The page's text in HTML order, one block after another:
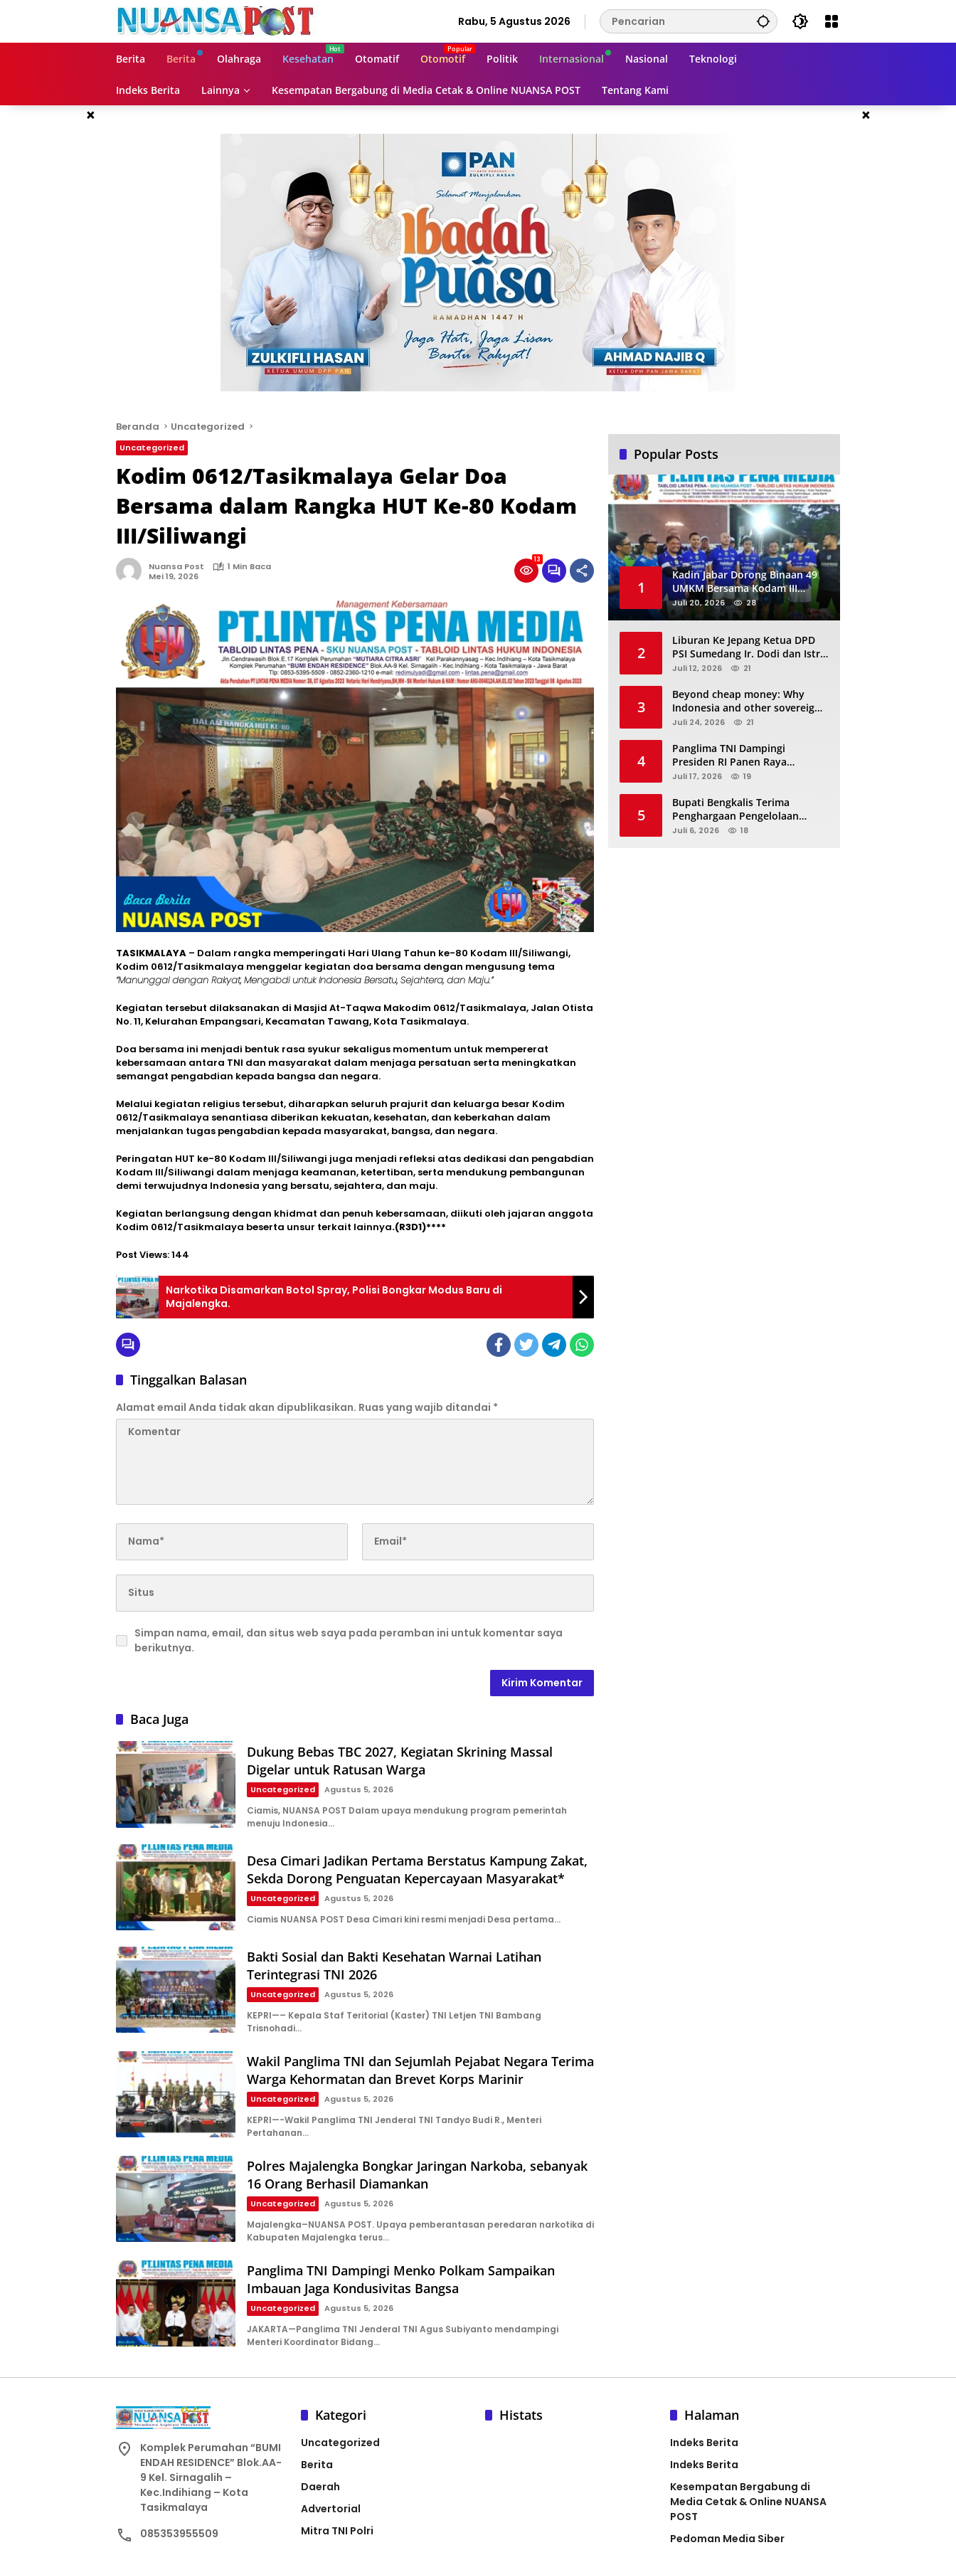
Rabu, 5 Agustus 2026
Berita Berita Olahraga Kesehatan Otomatif Otomotif Politik Internasional Nasional Teknologi
Indeks Berita Lainnya Kesempatan Bergabung di Media Cetak & Online NUANSA POST Tentang Kami
× ×
Beranda Uncategorized
Uncategorized
Kodim 0612/Tasikmalaya Gelar Doa
Bersama dalam Rangka HUT Ke-80 Kodam
III/Siliwangi
Nuansa Post
1 Min Baca
Mei 19, 2026
13
TASIKMALAYA – Dalam rangka memperingati Hari Ulang Tahun ke-80 Kodam III/Siliwangi,
Kodim 0612/Tasikmalaya menggelar kegiatan doa bersama dengan mengusung tema
“Manunggal dengan Rakyat, Mengabdi untuk Indonesia Bersatu, Sejahtera, dan Maju.”
Kegiatan tersebut dilaksanakan di Masjid At-Taqwa Makodim 0612/Tasikmalaya, Jalan Otista
No. 11, Kelurahan Empangsari, Kecamatan Tawang, Kota Tasikmalaya.
Doa bersama ini menjadi bentuk rasa syukur sekaligus momentum untuk mempererat
kebersamaan antara TNI dan masyarakat dalam menjaga persatuan serta meningkatkan
semangat pengabdian kepada bangsa dan negara.
Melalui kegiatan religius tersebut, diharapkan seluruh prajurit dan keluarga besar Kodim
0612/Tasikmalaya senantiasa diberikan kekuatan, kesehatan, dan keberkahan dalam
menjalankan tugas pengabdian kepada masyarakat, bangsa, dan negara.
Peringatan HUT ke-80 Kodam III/Siliwangi juga menjadi refleksi atas dedikasi dan pengabdian
Kodam III/Siliwangi dalam menjaga keamanan, ketertiban, serta mendukung pembangunan
demi terwujudnya Indonesia yang bersatu, sejahtera, dan maju.
Kegiatan berlangsung dengan khidmat dan penuh kebersamaan, diikuti oleh jajaran anggota
Kodim 0612/Tasikmalaya beserta unsur terkait lainnya.(R3D1)****
Post Views:144
Narkotika Disamarkan Botol Spray, Polisi Bongkar Modus Baru di
Majalengka.
Tinggalkan Balasan
Alamat email Anda tidak akan dipublikasikan. Ruas yang wajib ditandai *
Simpan nama, email, dan situs web saya pada peramban ini untuk komentar saya
berikutnya.
Baca Juga
Dukung Bebas TBC 2027, Kegiatan Skrining Massal
Digelar untuk Ratusan Warga
Uncategorized Agustus 5, 2026
Ciamis, NUANSA POST Dalam upaya mendukung program pemerintah
menuju Indonesia…
Desa Cimari Jadikan Pertama Berstatus Kampung Zakat,
Sekda Dorong Penguatan Kepercayaan Masyarakat*
Uncategorized Agustus 5, 2026
Ciamis NUANSA POST Desa Cimari kini resmi menjadi Desa pertama…
Bakti Sosial dan Bakti Kesehatan Warnai Latihan
Terintegrasi TNI 2026
Uncategorized Agustus 5, 2026
KEPRI—– Kepala Staf Teritorial (Kaster) TNI Letjen TNI Bambang
Trisnohadi…
Wakil Panglima TNI dan Sejumlah Pejabat Negara Terima
Warga Kehormatan dan Brevet Korps Marinir
Uncategorized Agustus 5, 2026
KEPRI—-Wakil Panglima TNI Jenderal TNI Tandyo Budi R., Menteri
Pertahanan…
Polres Majalengka Bongkar Jaringan Narkoba, sebanyak
16 Orang Berhasil Diamankan
Uncategorized Agustus 5, 2026
Majalengka–NUANSA POST. Upaya pemberantasan peredaran narkotika di
Kabupaten Majalengka terus…
Panglima TNI Dampingi Menko Polkam Sampaikan
Imbauan Jaga Kondusivitas Bangsa
Uncategorized Agustus 5, 2026
JAKARTA—Panglima TNI Jenderal TNI Agus Subiyanto mendampingi
Menteri Koordinator Bidang…
Popular Posts
1
Kadin Jabar Dorong Binaan 49
UMKM Bersama Kodam III
Siliwangi Sambil Nobar Final
Piala Dunia, Akan Ada Investor
Juli 20, 2026 28
2
Liburan Ke Jepang Ketua DPD
PSI Sumedang Ir. Dodi dan Istri
Kibarkan Bendera PSI “Jangan
Juli 12, 2026 21
3
Beyond cheap money: Why
Indonesia and other sovereigns
are turning to panda bonds
Juli 24, 2026 21
4
Panglima TNI Dampingi
Presiden RI Panen Raya
Terpadu TNI, Perkuat
Juli 17, 2026 19
5
Bupati Bengkalis Terima
Penghargaan Pengelolaan
JDIHN Terbaik Kedua dari
Juli 6, 2026 18
Komplek Perumahan “BUMI
ENDAH RESIDENCE” Blok.AA-
9 Kel. Sirnagalih –
Kec.Indihiang – Kota
Tasikmalaya
085353955509
Kategori
Uncategorized
Berita
Daerah
Advertorial
Mitra TNI Polri
Histats Halaman
Indeks Berita
Indeks Berita
Kesempatan Bergabung di
Media Cetak & Online NUANSA
POST
Pedoman Media Siber